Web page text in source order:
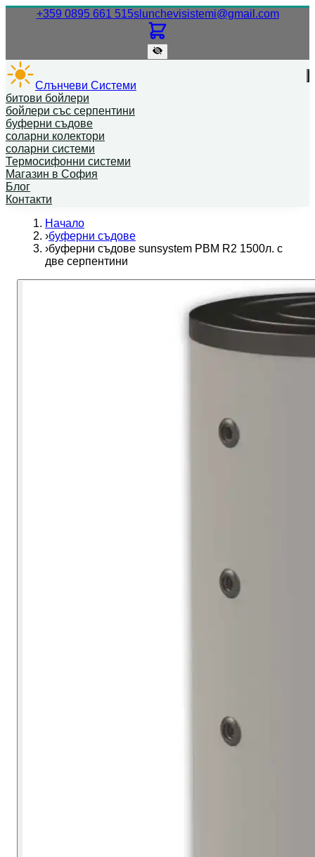
+359 0895 661 515Нашият телефонен номер.
slunchevisistemi@gmail.com
Слънчеви Системи
битови бойлери
бойлери със серпентини
буферни съдове
соларни колектори
соларни системи
Термосифонни системи
Магазин в София
Блог
Контакти
Начало
›буферни съдове
›буферни съдове sunsystem PBM R2 1500л. с
две серпентини